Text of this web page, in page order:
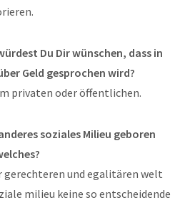
Du Dir wünschen, dass in
Geld gesprochen wird?
privaten oder öffentlichen.
soziales Milieu geboren
gerechteren und egalitären welt
milieu keine so entscheidende